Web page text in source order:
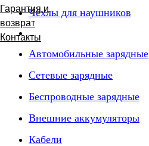
Гарантия и
возврат
Контакты
Чехлы для наушников
Автомобильные зарядные
Сетевые зарядные
Беспроводные зарядные
Внешние аккумуляторы
Кабели